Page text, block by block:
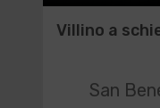
Villino a
San